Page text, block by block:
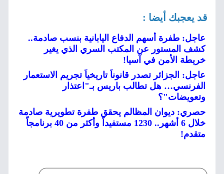
قد يعجبك أيضا :
عاجل: طفرة أسهم الدفاع اليابانية بنسب صادمة..
كشف المستور عن المكتب السري الذي يغير
خريطة الأمن في آسيا!
عاجل: الجزائر تصدر قانوناً تاريخياً تجريم الاستعمار
الفرنسي… هل تطالب باريس بـ"اعتذار
وتعويضات"؟
حصري: ديوان المظالم يحقق طفرة تطويرية صادمة
خلال 6 أشهر.. 1230 مستفيداً وأكثر من 40 برنامجاً
متقدم!